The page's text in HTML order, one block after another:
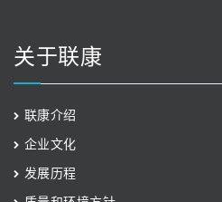
关于联康
联康介绍
企业文化
发展历程